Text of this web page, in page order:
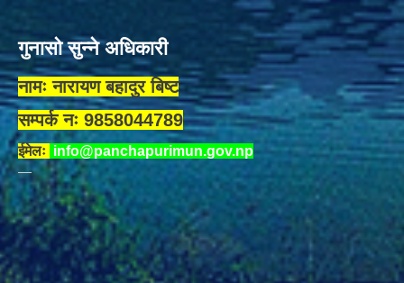
गुनासो सुन्ने अधिकारी
नामः नारायण बहादुर बिष्ट
सम्पर्क नः 9858044789
ईमेलः info@panchapurimun.gov.np